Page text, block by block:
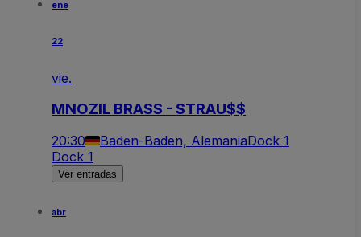
ene
22
vie.
MNOZIL BRASS - STRAU$$
20:30 Baden-Baden, AlemaniaDock 1
Dock 1
Ver entradas
abr